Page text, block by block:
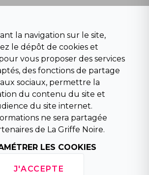
de vente
la navigation sur le site,
le dépôt de cookies et
vous proposer des services
des fonctions de partage
sociaux, permettre la
du contenu du site et
du site internet.
ne sera partagée
de La Griffe Noire.
LES COOKIES
J'ACCEPTE